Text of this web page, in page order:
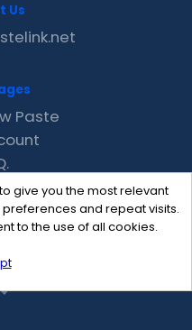
give you the most relevant
and repeat visits.
to the use of all cookies.
Us
Paste